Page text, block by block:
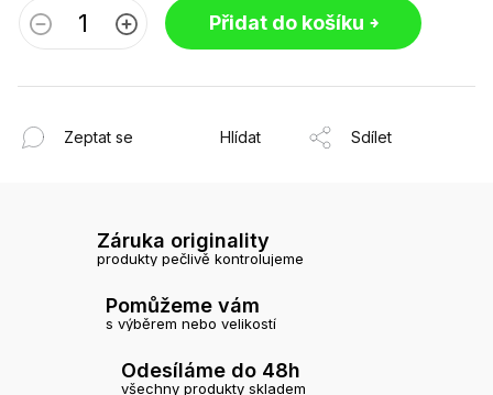
Přidat do košíku
Zeptat se Hlídat Sdílet
Záruka originality
produkty pečlivě kontrolujeme
Pomůžeme vám
s výběrem nebo velikostí
Odesíláme do 48h
všechny produkty skladem